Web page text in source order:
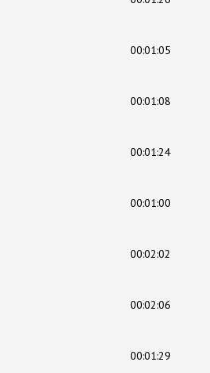
00:01:05
00:01:08
00:01:24
00:01:00
00:02:02
00:02:06
00:01:29